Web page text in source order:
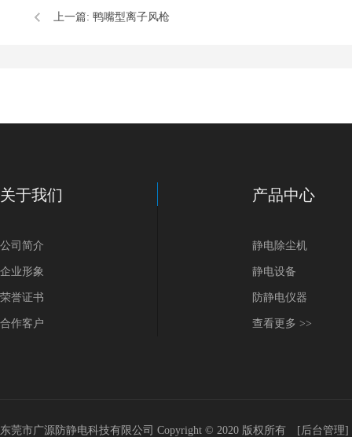
上一篇: 鸭嘴型离子风枪
关于我们
公司简介
企业形象
荣誉证书
合作客户
产品中心
静电除尘机
静电设备
防静电仪器
查看更多 >>
东莞市广源防静电科技有限公司 Copyright © 2020 版权所有 [后台管理]